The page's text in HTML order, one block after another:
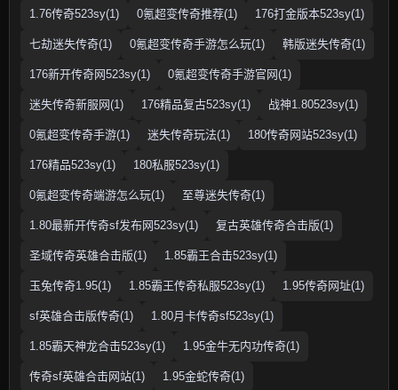
1.76传奇523sy(1) 0氪超变传奇推荐(1) 176打金版本523sy(1)
七劫迷失传奇(1) 0氪超变传奇手游怎么玩(1) 韩版迷失传奇(1)
176新开传奇网523sy(1) 0氪超变传奇手游官网(1)
迷失传奇新服网(1) 176精品复古523sy(1) 战神1.80523sy(1)
0氪超变传奇手游(1) 迷失传奇玩法(1) 180传奇网站523sy(1)
176精品523sy(1) 180私服523sy(1)
0氪超变传奇端游怎么玩(1) 至尊迷失传奇(1)
1.80最新开传奇sf发布网523sy(1) 复古英雄传奇合击版(1)
圣域传奇英雄合击版(1) 1.85霸王合击523sy(1)
玉兔传奇1.95(1) 1.85霸王传奇私服523sy(1) 1.95传奇网址(1)
sf英雄合击版传奇(1) 1.80月卡传奇sf523sy(1)
1.85霸天神龙合击523sy(1) 1.95金牛无内功传奇(1)
传奇sf英雄合击网站(1) 1.95金蛇传奇(1)